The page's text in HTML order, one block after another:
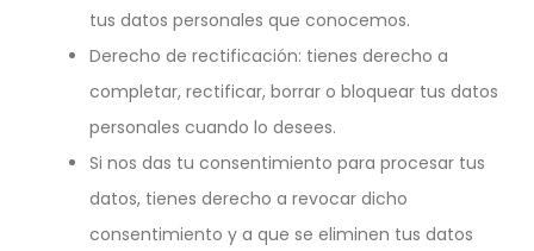
tus datos personales que conocemos.
Derecho de rectificación: tienes derecho a
completar, rectificar, borrar o bloquear tus datos
personales cuando lo desees.
Si nos das tu consentimiento para procesar tus
datos, tienes derecho a revocar dicho
consentimiento y a que se eliminen tus datos
Estos datos únicamente serán cedidos a aquellas
entidades que sean necesarias con el único objetivo de
dar cumplimiento a la finalidad anteriormente expuesta.
Eurorremate S.A.L. Adopta las medidas necesarias para
garantizar la seguridad, integridad y confidencialidad de
los datos conforme a lo dispuesto en la ley orgánica del
15/1999 de 13 de diciembre, de protección de datos de
carácter personal (lopd) y en el reglamento de desarrollo
aprobado por el real decreto 1720/2007, de 21 de
Rellene este formulario y nos pondremos en contacto
con usted lo antes posible para ofrecerle toda la
información.